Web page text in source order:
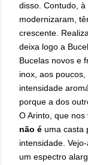
disso. Contudo,
modernizaram,
crescente.
deixa logo a
Bucelas novos e
inox, aos
intensidade
porque a dos
O Arinto, que nos
não é uma casta
intensidade.
um espectro